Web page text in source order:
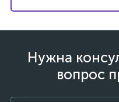
Нужна
вопрос